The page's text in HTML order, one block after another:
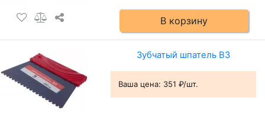
В корзину
Зубчатый шпатель B3
Ваша цена: 351 ₽/шт.